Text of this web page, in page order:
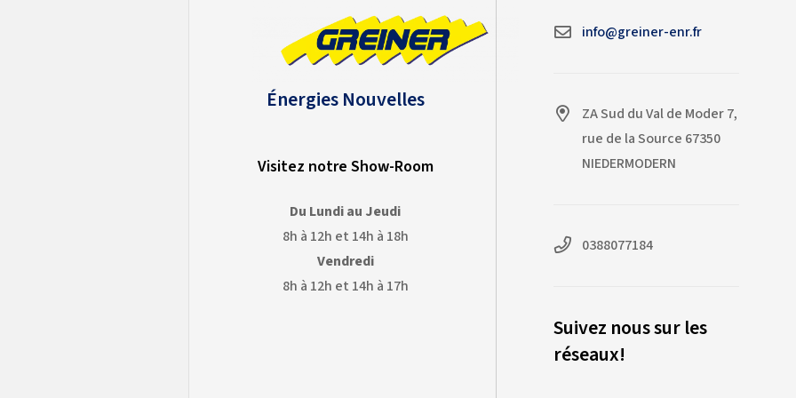
professionnalisme !
Énergies Nouvelles
Visitez notre Show-Room
Du Lundi au Jeudi
8h à 12h et 14h à 18h
Vendredi
8h à 12h et 14h à 17h
info@greiner-enr.fr
ZA Sud du Val de Moder 7,
rue de la Source 67350
NIEDERMODERN
0388077184
Suivez nous sur les
réseaux!